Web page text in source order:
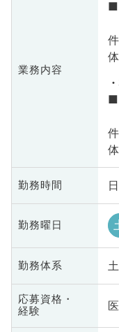
業務内容
■
■
勤務時間
勤務曜日
勤務体系
応募資格・
経験